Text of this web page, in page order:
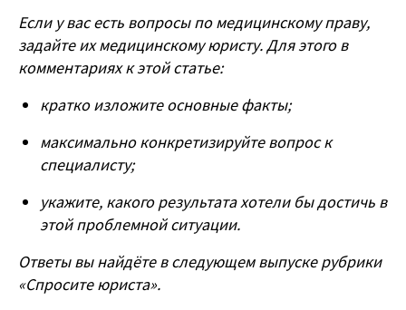
Если у вас есть вопросы по медицинскому праву,
задайте их медицинскому юристу. Для этого в
комментариях к этой статье:
кратко изложите основные факты;
максимально конкретизируйте вопрос к
специалисту;
укажите, какого результата хотели бы достичь в
этой проблемной ситуации.
Ответы вы найдёте в следующем выпуске рубрики
«Спросите юриста».